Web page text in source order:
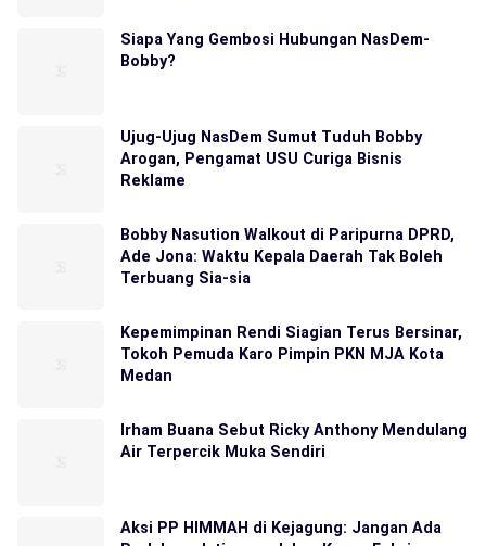
Siapa Yang Gembosi Hubungan NasDem-
Bobby?
Ujug-Ujug NasDem Sumut Tuduh Bobby
Arogan, Pengamat USU Curiga Bisnis
Reklame
Bobby Nasution Walkout di Paripurna DPRD,
Ade Jona: Waktu Kepala Daerah Tak Boleh
Terbuang Sia-sia
Kepemimpinan Rendi Siagian Terus Bersinar,
Tokoh Pemuda Karo Pimpin PKN MJA Kota
Medan
Irham Buana Sebut Ricky Anthony Mendulang
Air Terpercik Muka Sendiri
Aksi PP HIMMAH di Kejagung: Jangan Ada